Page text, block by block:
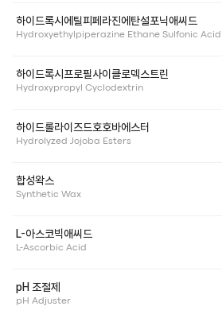
하이드록시에틸피페라진에탄설포닉애씨드
Hydroxyethylpiperazine Ethane Sulfonic Acid
하이드록시프로필사이클로덱스트린
Hydroxypropyl Cyclodextrin
하이드롤라이즈드호호바에스터
Hydrolyzed Jojoba Esters
합성왁스
Synthetic Wax
L-아스코빅애씨드
L-Ascorbic Acid
pH 조절제
pH Adjuster